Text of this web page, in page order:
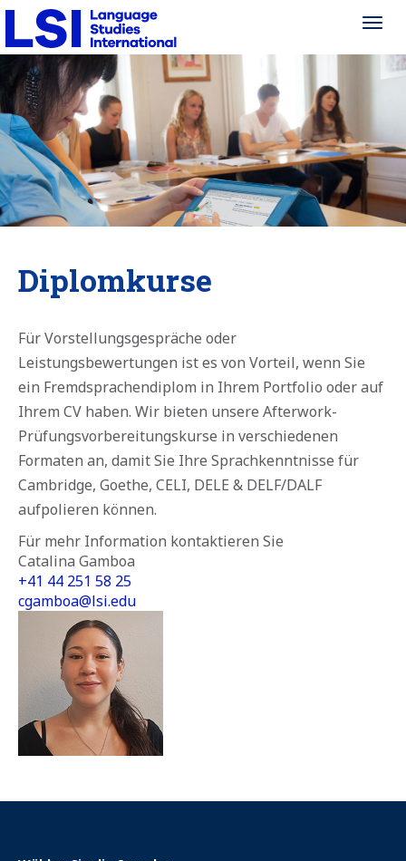
Diplomkurse
Für Vorstellungsgespräche oder
Leistungsbewertungen ist es von Vorteil, wenn Sie
ein Fremdsprachendiplom in Ihrem Portfolio oder auf
Ihrem CV haben. Wir bieten unsere Afterwork-
Prüfungsvorbereitungskurse in verschiedenen
Formaten an, damit Sie Ihre Sprachkenntnisse für
Cambridge, Goethe, CELI, DELE & DELF/DALF
aufpolieren können.
Für mehr Information kontaktieren Sie
Catalina Gamboa
+41 44 251 58 25
cgamboa@lsi.edu